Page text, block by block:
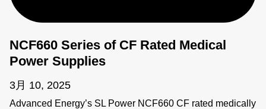
NCF660 Series of CF Rated Medical
Power Supplies
3月 10, 2025
Advanced Energy’s SL Power NCF660 CF rated medically